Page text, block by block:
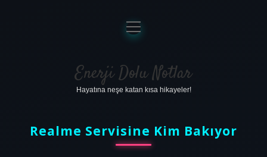
Anasayfa
Gizlilik Politikası
Yasal Uyarı
menüyü
aç
Enerji Dolu Notlar
Hayatına neşe katan kısa hikayeler!
Realme Servisine Kim Bakıyor